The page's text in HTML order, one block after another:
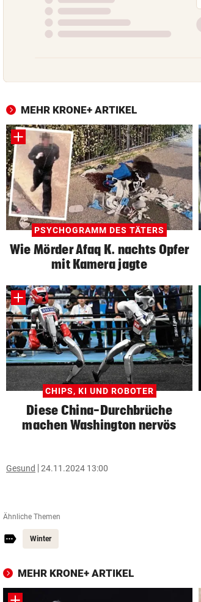
MEHR KRONE+ ARTIKEL
PSYCHOGRAMM DES TÄTERS
Wie Mörder Afaq K. nachts Opfer
mit Kamera jagte
CHIPS, KI UND ROBOTER
Diese China-Durchbrüche
machen Washington nervös
Gesund 24.11.2024 13:00
Ähnliche Themen
Winter
MEHR KRONE+ ARTIKEL